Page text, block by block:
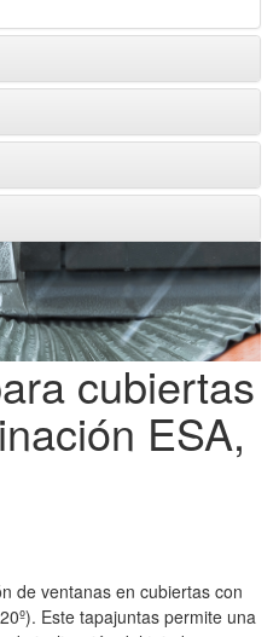
cubiertas
ESA,
de ventanas en cubiertas con
Este tapajuntas permite una